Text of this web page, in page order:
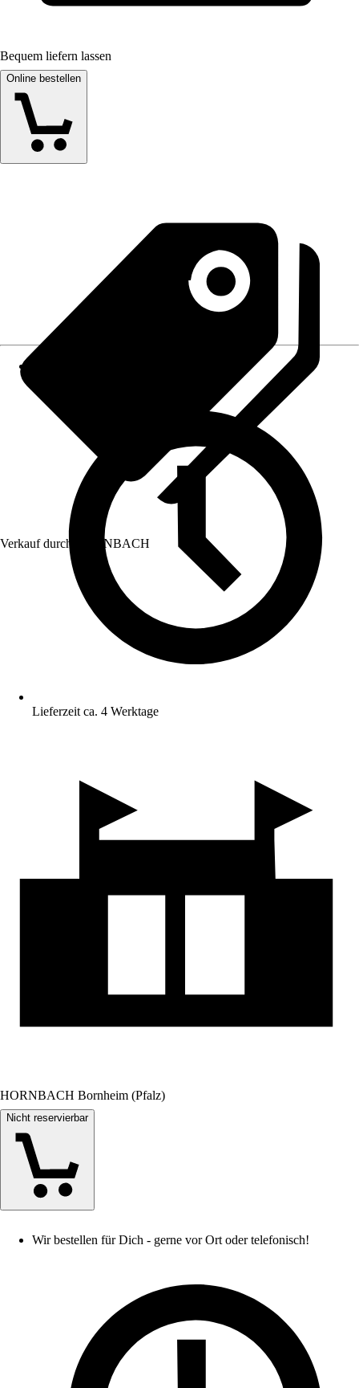
Bequem liefern lassen
Online bestellen
Verkauf durch: HORNBACH
Lieferzeit ca. 4 Werktage
HORNBACH Bornheim (Pfalz)
Nicht reservierbar
Wir bestellen für Dich - gerne vor Ort oder telefonisch!